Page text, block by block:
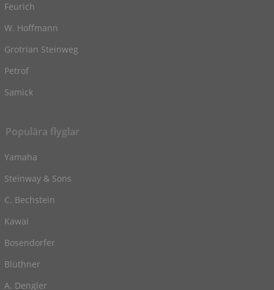
Feurich
W. Hoffmann
Grotrian Steinweg
Petrof
Samick
Populära flyglar
Yamaha
Steinway & Sons
C. Bechstein
Kawai
Bosendorfer
Blüthner
A. Dengler